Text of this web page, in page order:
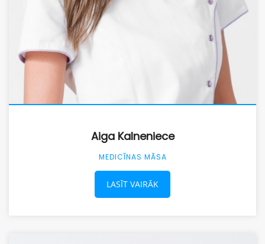
Aiga Kalneniece
MEDICĪNAS MĀSA
LASĪT VAIRĀK